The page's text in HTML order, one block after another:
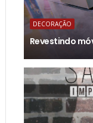
DECORAÇÃO
Revestindo